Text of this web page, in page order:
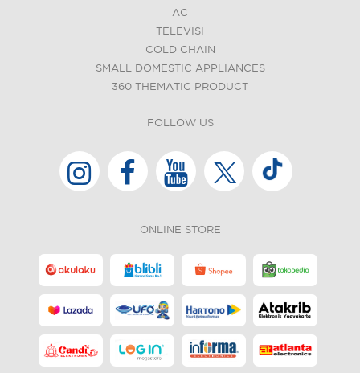
AC
TELEVISI
COLD CHAIN
SMALL DOMESTIC APPLIANCES
360 THEMATIC PRODUCT
FOLLOW US
ONLINE STORE